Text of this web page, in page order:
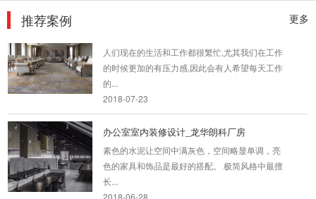
更多
推荐案例
人们现在的生活和工作都很繁忙,尤其我们在工作
的时候更加的有压力感,因此会有人希望每天工作
的...
2018-07-23
办公室室内装修设计_龙华朗科厂房
素色的水泥让空间中满灰色，空间略显单调，亮
色的家具和饰品是最好的搭配。 极简风格中最擅
长...
2018-06-28